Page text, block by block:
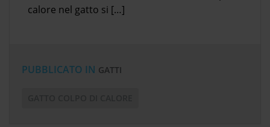
calore nel gatto si […]
PUBBLICATO IN GATTI